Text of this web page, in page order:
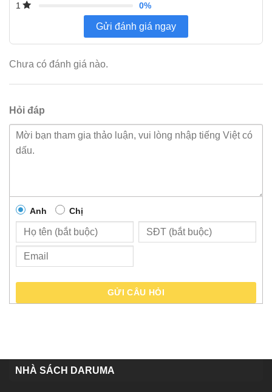
1
0%
Gửi đánh giá ngay
Chưa có đánh giá nào.
Hỏi đáp
Anh Chị
GỬI CÂU HỎI
NHÀ SÁCH DARUMA